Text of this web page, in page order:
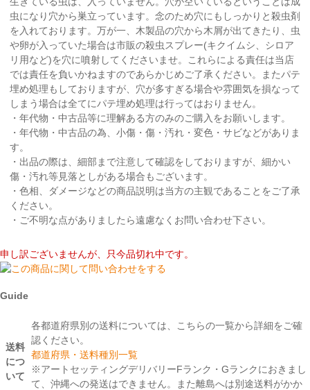
虫になり穴から巣立っています。念のため穴にもしっかりと殺虫剤
を入れております。万が一、木製品の穴から木屑が出てきたり、虫
や卵が入っていた場合は市販の殺虫スプレー(キクイムシ、シロア
リ用など)を穴に噴射してくださいませ。これらによる責任は当店
では責任を負いかねますのであらかじめご了承ください。またパテ
埋め処理もしておりますが、穴が多すぎる場合や雰囲気を損なって
しまう場合は全てにパテ埋め処理は行ってはおりません。
・年代物・中古品等に理解ある方のみのご購入をお願いします。
・年代物・中古品の為、小傷・傷・汚れ・変色・サビなどがありま
す。
・出品の際は、細部まで注意して確認をしておりますが、細かい
傷・汚れ等見落としがある場合もございます。
・色相、ダメージなどの商品説明は当方の主観であることをご了承
ください。
・ご不明な点がありましたら遠慮なくお問い合わせ下さい。
申し訳ございませんが、只今品切れ中です。
Guide
送料
につ
いて
各都道府県別の送料については、こちらの一覧から詳細をご確
認ください。
都道府県・送料種別一覧
※アートセッティングデリバリーFランク・Gランクにおきまし
て、沖縄への発送はできません。また離島へは別途送料がかか